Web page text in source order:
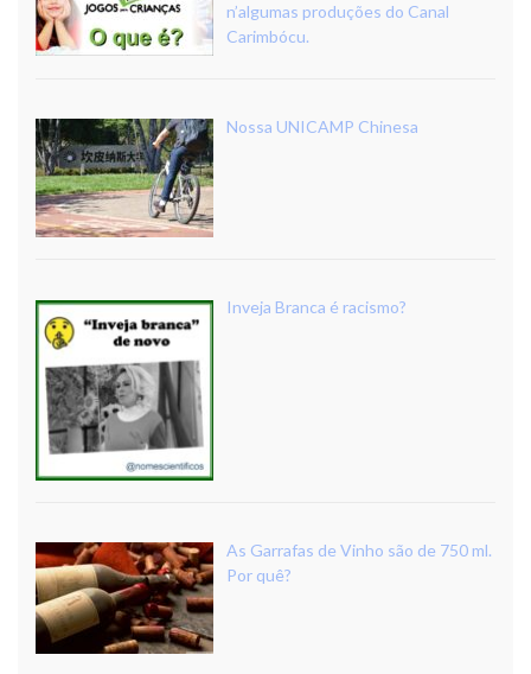
n’algumas produções do Canal
Carimbócu.
Nossa UNICAMP Chinesa
Inveja Branca é racismo?
As Garrafas de Vinho são de 750 ml.
Por quê?